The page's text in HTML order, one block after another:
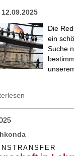
Die
ein
Suche